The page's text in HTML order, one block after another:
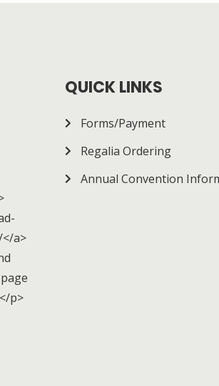
a>
p>
QUICK LINKS
Forms/Payment
Regalia Ordering
Annual Convention